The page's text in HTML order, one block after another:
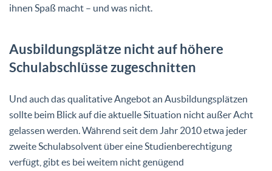
ihnen Spaß macht – und was nicht.
Ausbildungsplätze nicht auf höhere
Schulabschlüsse zugeschnitten
Und auch das qualitative Angebot an Ausbildungsplätzen
sollte beim Blick auf die aktuelle Situation nicht außer Acht
gelassen werden. Während seit dem Jahr 2010 etwa jeder
zweite Schulabsolvent über eine Studienberechtigung
verfügt, gibt es bei weitem nicht genügend